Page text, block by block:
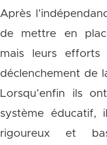
Après
de mettre en
mais leurs
déclenchement de
Lorsqu’enfin ils
système éducatif,
rigoureux et